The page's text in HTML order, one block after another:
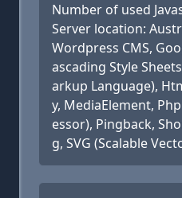
Number of used
Server location:
Wordpress CMS,
ascading Style
arkup Language),
y, MediaElement,
essor), Pingback,
g, SVG (Scalable